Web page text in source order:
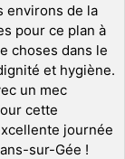
environs de la
pour ce plan à
choses dans le
et hygiène.
un mec
cette
journée
sur-Gée !